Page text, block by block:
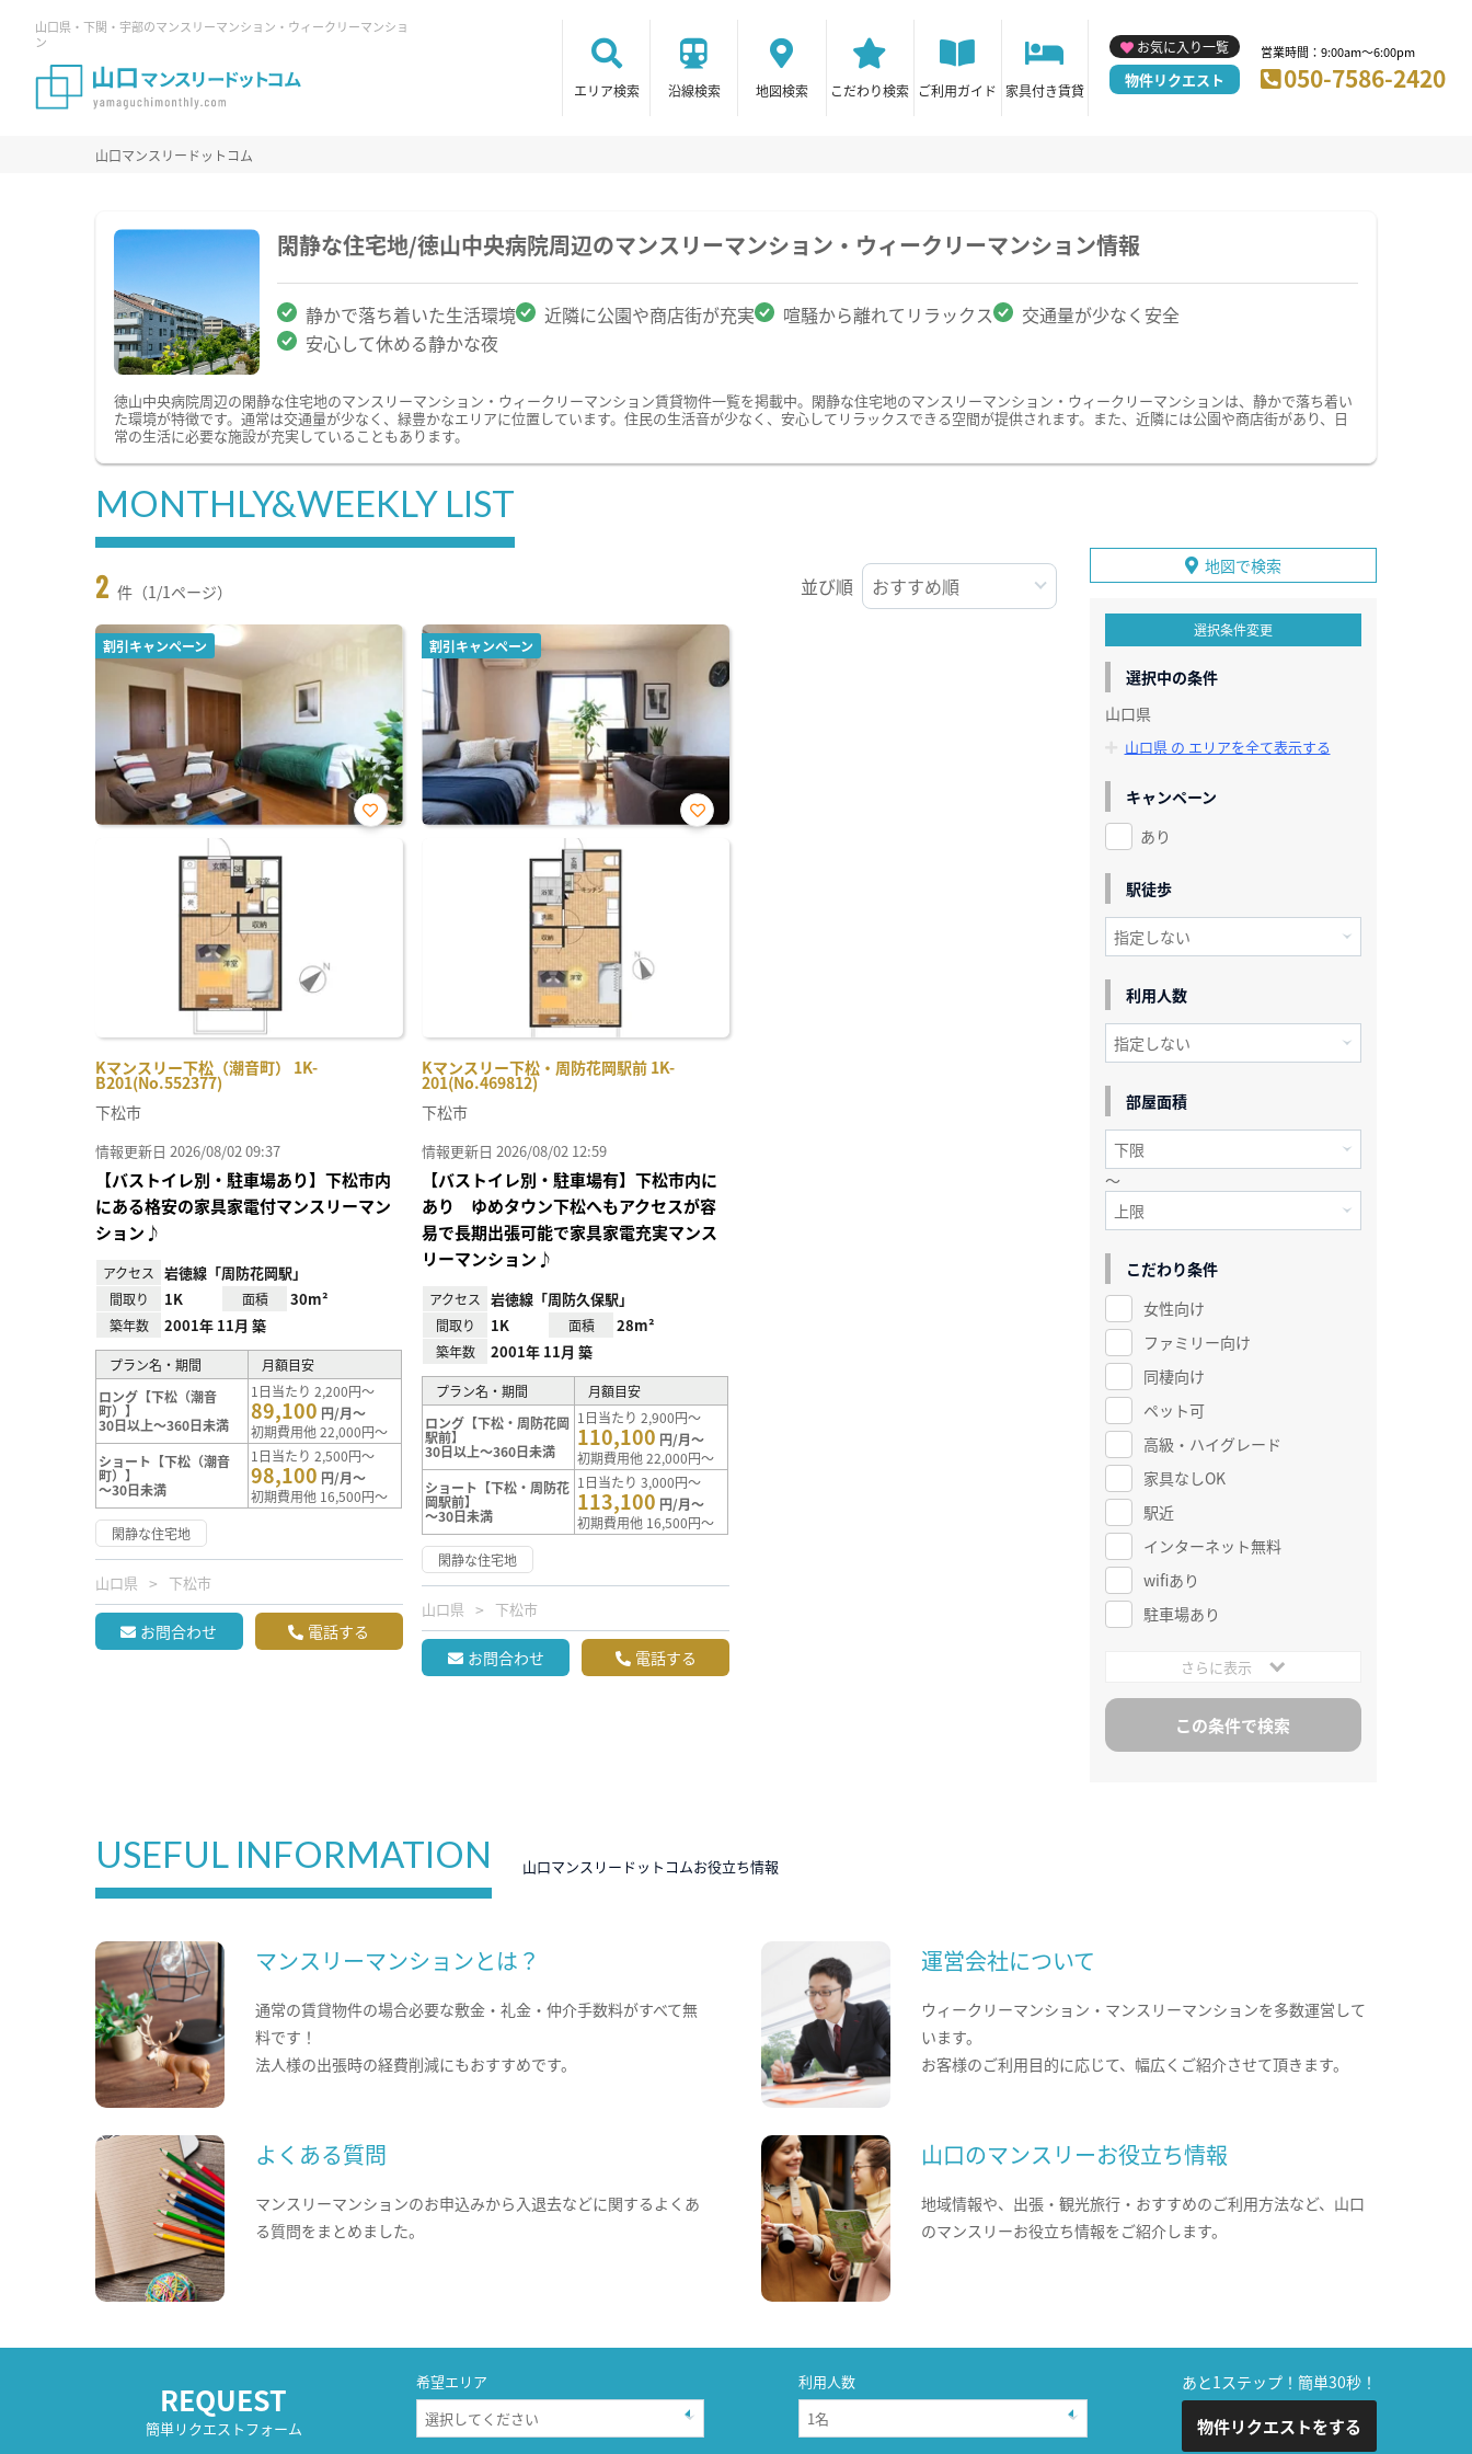
山口県・下関・宇部のマンスリーマンション・ウィークリーマンショ
ン
エリア検索 沿線検索 地図検索 こだわり検索 ご利用ガイド 家具付き賃貸
お気に入り一覧
物件リクエスト
営業時間：9:00am～6:00pm
050-7586-2420
山口マンスリードットコム
閑静な住宅地/徳山中央病院周辺のマンスリーマンション・ウィークリーマンション情報
静かで落ち着いた生活環境 近隣に公園や商店街が充実 喧騒から離れてリラックス
交通量が少なく安全
安心して休める静かな夜
徳山中央病院周辺の閑静な住宅地のマンスリーマンション・ウィークリーマンション賃貸物件一覧を掲載中。閑静な住宅地のマンスリーマンション・ウィークリーマンションは、静かで落ち着い
た環境が特徴です。通常は交通量が少なく、緑豊かなエリアに位置しています。住民の生活音が少なく、安心してリラックスできる空間が提供されます。また、近隣には公園や商店街があり、日
常の生活に必要な施設が充実していることもあります。
MONTHLY&WEEKLY LIST
2 件（1/1ページ） 並び順
割引キャンペーン
Kマンスリー下松（潮音町） 1K-
B201(No.552377)
お気
下松市
情報更新日 2026/08/02 09:37
【バストイレ別・駐車場あり】下松市内
にある格安の家具家電付マンスリーマン
ション♪
アクセス 岩徳線「周防花岡駅」
間取り 1K 面積 30m²
築年数 2001年 11月 築
プラン名・期間
月額目安
ロング【下松（潮音
町）】
30日以上～360日未満
1日当たり 2,200円～
89,100 円/月～
初期費用他 22,000円～
ショート【下松（潮音
町）】
～30日未満
1日当たり 2,500円～
98,100 円/月～
初期費用他 16,500円～
閑静な住宅地
山口県 下松市
お問合わせ 電話する
割引キャンペーン
Kマンスリー下松・周防花岡駅前 1K-
201(No.469812)
お気
下松市
情報更新日 2026/08/02 12:59
【バストイレ別・駐車場有】下松市内に
あり ゆめタウン下松へもアクセスが容
易で長期出張可能で家具家電充実マンス
リーマンション♪
アクセス 岩徳線「周防久保駅」
間取り 1K 面積 28m²
築年数 2001年 11月 築
プラン名・期間
月額目安
ロング【下松・周防花岡
駅前】
30日以上～360日未満
1日当たり 2,900円～
110,100 円/月～
初期費用他 22,000円～
ショート【下松・周防花
岡駅前】
～30日未満
1日当たり 3,000円～
113,100 円/月～
初期費用他 16,500円～
閑静な住宅地
山口県 下松市
お問合わせ 電話する
地図で検索
選択条件変更
選択中の条件
山口県
山口県 の エリアを全て表示する
キャンペーン
あり
駅徒歩
利用人数
部屋面積
～
こだわり条件
女性向け
ファミリー向け
同棲向け
ペット可
高級・ハイグレード
家具なしOK
駅近
インターネット無料
wifiあり
駐車場あり
さらに表示
USEFUL INFORMATION 山口マンスリードットコムお役立ち情報
マンスリーマンションとは？
通常の賃貸物件の場合必要な敷金・礼金・仲介手数料がすべて無
料です！
法人様の出張時の経費削減にもおすすめです。
運営会社について
ウィークリーマンション・マンスリーマンションを多数運営して
います。
お客様のご利用目的に応じて、幅広くご紹介させて頂きます。
よくある質問
マンスリーマンションのお申込みから入退去などに関するよくあ
る質問をまとめました。
山口のマンスリーお役立ち情報
地域情報や、出張・観光旅行・おすすめのご利用方法など、山口
のマンスリーお役立ち情報をご紹介します。
REQUEST
簡単リクエストフォーム
希望エリア 利用人数 あと1ステップ！簡単30秒！
物件リクエストをする